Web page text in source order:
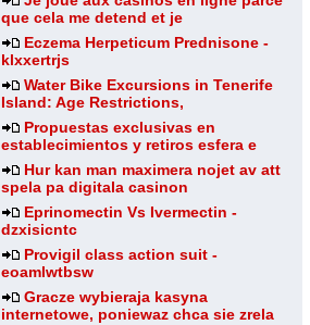
que cela me detend et je
Eczema Herpeticum Prednisone -
klxxertrjs
Water Bike Excursions in Tenerife
Island: Age Restrictions,
Propuestas exclusivas en
establecimientos y retiros esfera e
Hur kan man maximera nojet av att
spela pa digitala casinon
Eprinomectin Vs Ivermectin -
dzxisicntc
Provigil class action suit -
eoamlwtbsw
Gracze wybieraja kasyna
internetowe, poniewaz chca sie zrela